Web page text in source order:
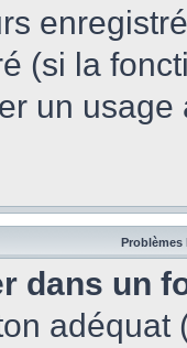
(si la
un
Problèmes
dans un